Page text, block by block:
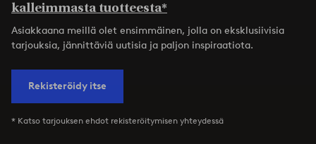
kalleimmasta tuotteesta*
Asiakkaana meillä olet ensimmäinen, jolla on eksklusiivisia
tarjouksia, jännittäviä uutisia ja paljon inspiraatiota.
Rekisteröidy itse
* Katso tarjouksen ehdot rekisteröitymisen yhteydessä